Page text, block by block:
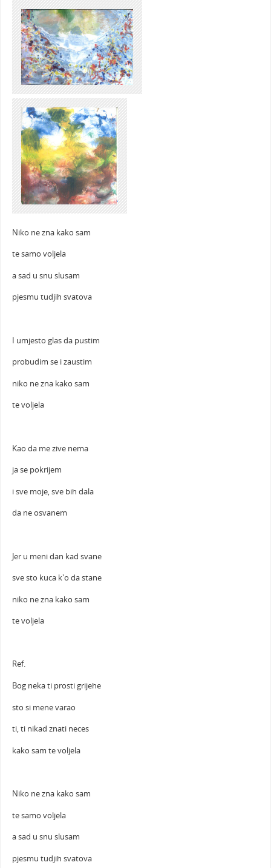
Niko ne zna kako sam
te samo voljela
a sad u snu slusam
pjesmu tudjih svatova
I umjesto glas da pustim
probudim se i zaustim
niko ne zna kako sam
te voljela
Kao da me zive nema
ja se pokrijem
i sve moje, sve bih dala
da ne osvanem
Jer u meni dan kad svane
sve sto kuca k'o da stane
niko ne zna kako sam
te voljela
Ref.
Bog neka ti prosti grijehe
sto si mene varao
ti, ti nikad znati neces
kako sam te voljela
Niko ne zna kako sam
te samo voljela
a sad u snu slusam
pjesmu tudjih svatova